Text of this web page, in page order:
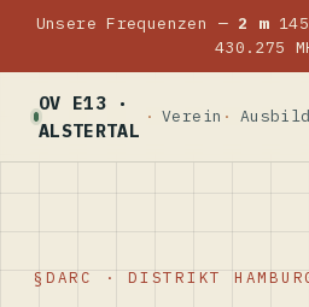
Unsere Frequenzen — 2 m
430.275
OV E13 ·
ALSTERTAL
Verein
DARC · DISTRIKT